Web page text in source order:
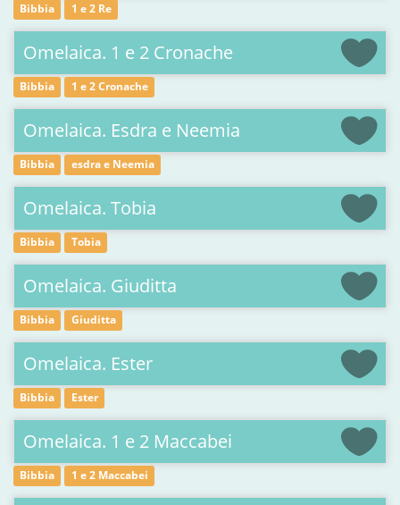
Bibbia 1 e 2 Re
Omelaica. 1 e 2 Cronache
Bibbia 1 e 2 Cronache
Omelaica. Esdra e Neemia
Bibbia esdra e Neemia
Omelaica. Tobia
Bibbia Tobia
Omelaica. Giuditta
Bibbia Giuditta
Omelaica. Ester
Bibbia Ester
Omelaica. 1 e 2 Maccabei
Bibbia 1 e 2 Maccabei